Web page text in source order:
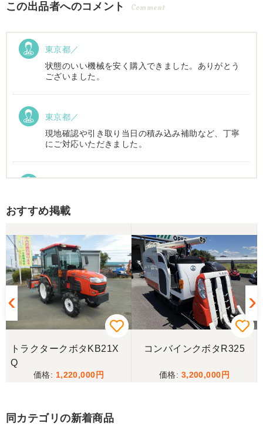
この出品者へのコメント Comment
東京都／
状態のいい機械を安く購入できました。ありがとう
ございました。
東京都／
現地確認や引き取り当日の積み込み補助など、丁寧
にご対応いただきました。
物は2台出ていて、当初安い方を購入予定でした。
しかしそちらは売れてしまったとの事でしたので、5
万円ほど高い方を購入させて頂きました。 引き取り
に伺い持ち帰りましたが、出品画像と違い確認した
所、安い方を渡されました。 出品者に問い合わせま
したが、高い方は「先に購入した者が引き取り済み
で安い方でお願いしたい」との事。 では先の安い方
との差額分を返金と交渉しましたが、「難しい」と
の事。カバーが脱落していて、使用に難が有る事を
伝えたところ、そのカバー代金で妥協する事になり
ました。 「管理する者が間違えて管理番号を貼り付
けた」 といっておりましたが、とても残念な気持
うな間違いが無いように改善して欲しいです。
とうございました。
おすすめ掲載
トラクタークボタKB21X
Q
1,220,000
コンバインクボタR325
3,200,000
同カテゴリの新着商品